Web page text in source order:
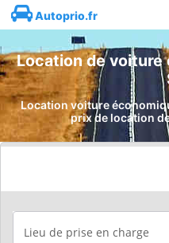
Autoprio.fr
Location de voiture
Location voiture
prix de location
Lieu de prise en charge